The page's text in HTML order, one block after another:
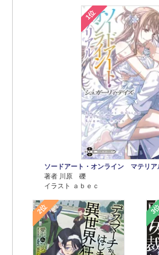
1位
ソードアート・オンライン マテリ
著者 川原 礫
イラスト ａｂｅｃ
2位 3